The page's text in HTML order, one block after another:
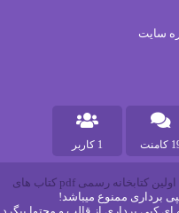
سایت
1 کاربر
کتابک اولین کتابخانه رسمی pdf کتاب های
برداری ممنوع میباشد!
ای کپی برداری از قالب و محتوا پیگرد